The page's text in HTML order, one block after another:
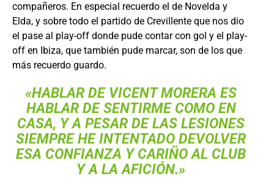
compañeros. En especial recuerdo el de Novelda y
Elda, y sobre todo el partido de Crevillente que nos dio
el pase al play-off donde pude contar con gol y el play-
off en Ibiza, que también pude marcar, son de los que
más recuerdo guardo.
«HABLAR DE VICENT MORERA ES
HABLAR DE SENTIRME COMO EN
CASA, Y A PESAR DE LAS LESIONES
SIEMPRE HE INTENTADO DEVOLVER
ESA CONFIANZA Y CARIÑO AL CLUB
Y A LA AFICIÓN.»